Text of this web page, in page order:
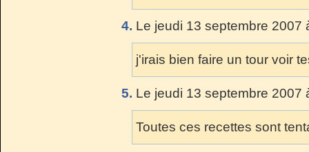
4. Le jeudi 13 septembre 2007
j'irais bien faire un tour voir
5. Le jeudi 13 septembre 2007
Toutes ces recettes sont